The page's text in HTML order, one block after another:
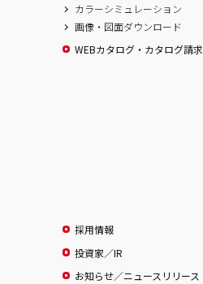
カラーシミュレーション
画像・図面ダウンロード
WEBカタログ・カタログ請求
採用情報
投資家／IR
お知らせ／ニュースリリース